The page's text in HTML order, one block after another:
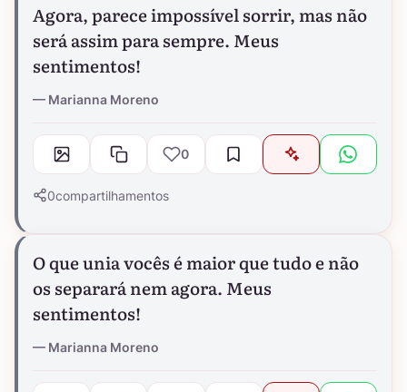
Agora, parece impossível sorrir, mas não
será assim para sempre. Meus
sentimentos!
Marianna Moreno
0
0compartilhamentos
O que unia vocês é maior que tudo e não
os separará nem agora. Meus
sentimentos!
Marianna Moreno